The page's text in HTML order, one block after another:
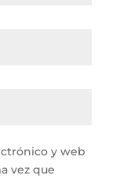
y web
vez que